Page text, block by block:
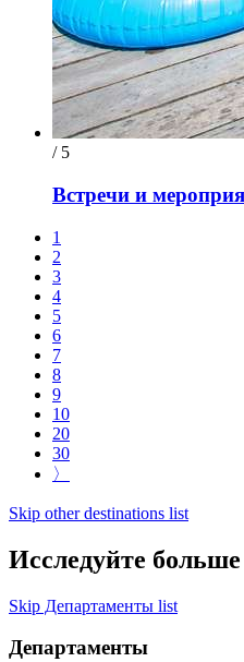
/ 5
Встречи и
1
2
3
4
5
6
7
8
9
10
20
30
〉
Skip other destinations list
Исследуйте больше
Skip Департаменты list
Департаменты